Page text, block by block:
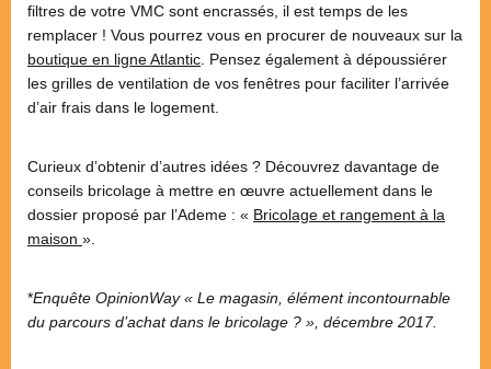
filtres de votre VMC sont encrassés, il est temps de les
remplacer ! Vous pourrez vous en procurer de nouveaux sur la
boutique en ligne Atlantic . Pensez également à dépoussiérer
les grilles de ventilation de vos fenêtres pour faciliter l’arrivée
d’air frais dans le logement.
Curieux d’obtenir d’autres idées ? Découvrez davantage de
conseils bricolage à mettre en œuvre actuellement dans le
dossier proposé par l’Ademe : « Bricolage et rangement à la
maison ».
*Enquête OpinionWay « Le magasin, élément incontournable
du parcours d’achat dans le bricolage ? », décembre 2017.